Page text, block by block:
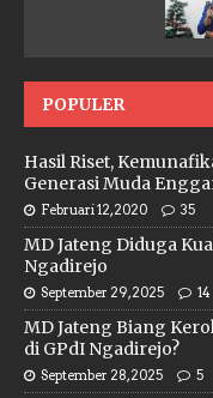
POPULER
Hasil Riset,
Generasi Muda
Februari 12, 2020 35
MD Jateng Diduga
Ngadirejo
September 29, 2025 14
MD Jateng Biang
di GPdI Ngadirejo?
September 28, 2025 5